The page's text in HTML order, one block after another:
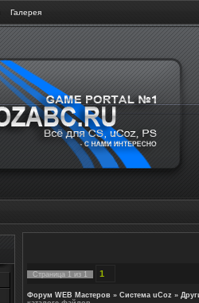
Галерея
Страница 1 из 1 1
Форум WEB Мастеров » Система uCoz »